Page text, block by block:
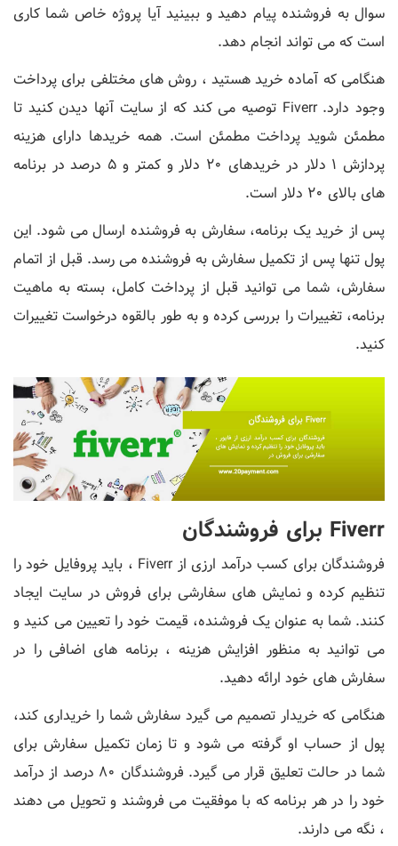
سوال به فروشنده پیام دهید و ببینید آیا پروژه خاص شما کاری
است که می تواند انجام دهد.
هنگامی که آماده خرید هستید ، روش های مختلفی برای پرداخت
وجود دارد. Fiverr توصیه می کند که از سایت آنها دیدن کنید تا
مطمئن شوید پرداخت مطمئن است. همه خریدها دارای هزینه
پردازش 1 دلار در خریدهای 20 دلار و کمتر و 5 درصد در برنامه
های بالای 20 دلار است.
پس از خرید یک برنامه، سفارش به فروشنده ارسال می شود. این
پول تنها پس از تکمیل سفارش به فروشنده می رسد. قبل از اتمام
سفارش، شما می توانید قبل از پرداخت کامل، بسته به ماهیت
برنامه، تغییرات را بررسی کرده و به طور بالقوه درخواست تغییرات
کنید.
Fiverr برای فروشندگان
فروشندگان برای کسب درآمد ارزی از Fiverr ، باید پروفایل خود را
تنظیم کرده و نمایش های سفارشی برای فروش در سایت ایجاد
کنند. شما به عنوان یک فروشنده، قیمت خود را تعیین می کنید و
می توانید به منظور افزایش هزینه ، برنامه های اضافی را در
سفارش های خود ارائه دهید.
هنگامی که خریدار تصمیم می گیرد سفارش شما را خریداری کند،
پول از حساب او گرفته می شود و تا زمان تکمیل سفارش برای
شما در حالت تعلیق قرار می گیرد. فروشندگان 80 درصد از درآمد
خود را در هر برنامه که با موفقیت می فروشند و تحویل می دهند
، نگه می دارند.